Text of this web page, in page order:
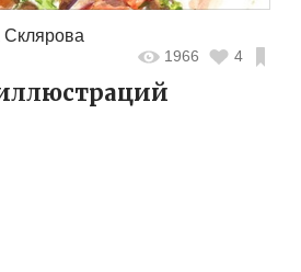
Склярова
1966 4